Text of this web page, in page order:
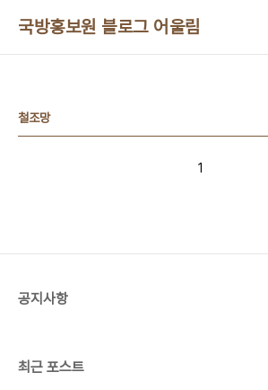
국방홍보원 블로그 어울림
철조망
1
공지사항
최근 포스트